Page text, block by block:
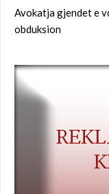
Avokatja gjendet e
obduksion